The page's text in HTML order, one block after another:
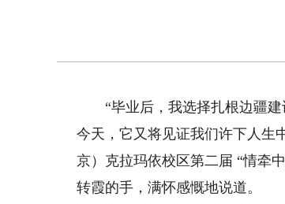
“毕业后，我选择扎根边疆建
今天，它又将见证我们许下人生
京）克拉玛依校区第二届 “情牵
转霞的手，满怀感慨地说道。